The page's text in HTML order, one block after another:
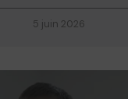
5 juin 2026